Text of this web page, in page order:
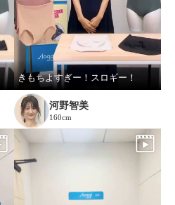
きもちよすぎー！スロギー！
河野智美
160cm